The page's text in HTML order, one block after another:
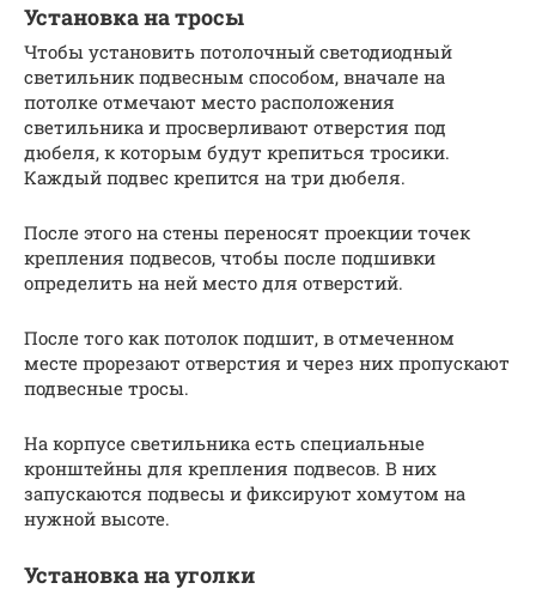
Установка на тросы
Чтобы установить потолочный светодиодный
светильник подвесным способом, вначале на
потолке отмечают место расположения
светильника и просверливают отверстия под
дюбеля, к которым будут крепиться тросики.
Каждый подвес крепится на три дюбеля.
После этого на стены переносят проекции точек
крепления подвесов, чтобы после подшивки
определить на ней место для отверстий.
После того как потолок подшит, в отмеченном
месте прорезают отверстия и через них пропускают
подвесные тросы.
На корпусе светильника есть специальные
кронштейны для крепления подвесов. В них
запускаются подвесы и фиксируют хомутом на
нужной высоте.
Установка на уголки